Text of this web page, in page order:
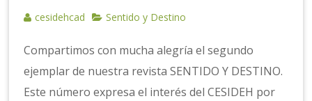
cesidehcad Sentido y Destino
Compartimos con mucha alegría el segundo
ejemplar de nuestra revista SENTIDO Y DESTINO.
Este número expresa el interés del CESIDEH por